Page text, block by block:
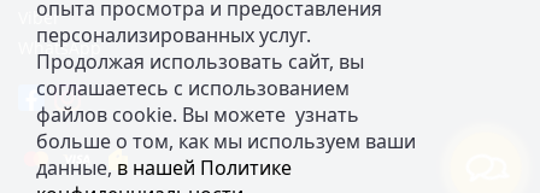
Viber
WhatsApp
опыта просмотра и предоставления
персонализированных услуг.
Продолжая использовать сайт, вы
соглашаетесь с использованием
файлов cookie. Вы можете  узнать
больше о том, как мы используем ваши
данные, в нашей Политике